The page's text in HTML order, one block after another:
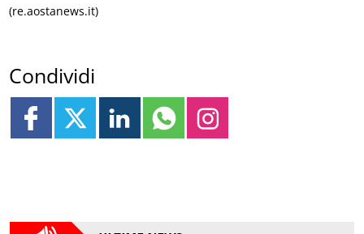
(re.aostanews.it)
Condividi